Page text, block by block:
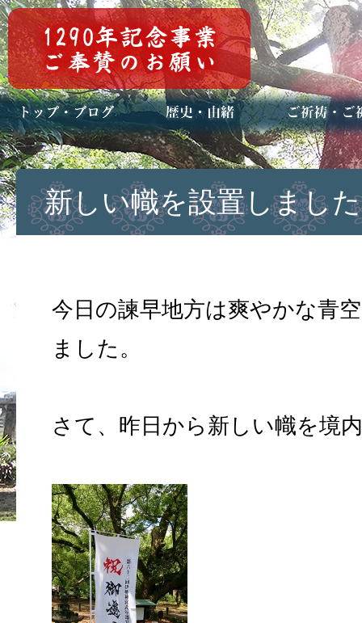
トップページ
ブログ(日々八百万)
お知らせ一覧 歴史・ご祭神
年中行事
メディア掲載 ご祈祷・ご祈
安産祈願
初宮参り
七五三詣
長寿のお祝い
神前結婚式
厄祓い・方位
車のお祓い
地鎮祭
神葬祭（神式
新しい幟を設置しました
今日の諫早地方は爽やかな青
ました。
さて、昨日から新しい幟を境